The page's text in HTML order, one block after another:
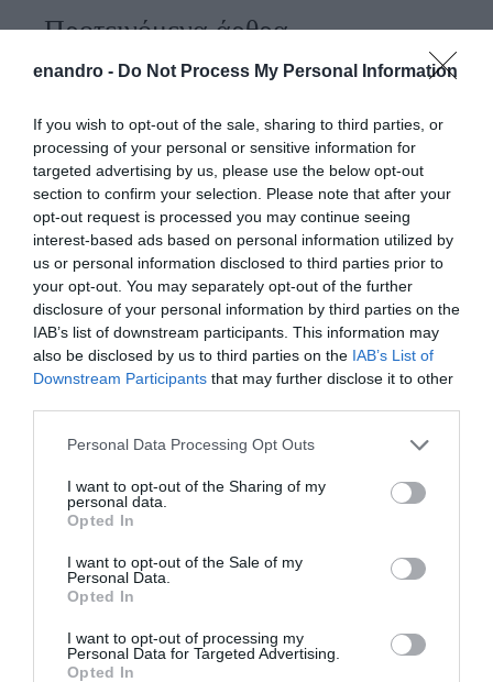
enandro - Do Not Process My Personal Information
If you wish to opt-out of the sale, sharing to third parties, or
processing of your personal or sensitive information for
targeted advertising by us, please use the below opt-out
section to confirm your selection. Please note that after your
opt-out request is processed you may continue seeing
interest-based ads based on personal information utilized by
us or personal information disclosed to third parties prior to
your opt-out. You may separately opt-out of the further
disclosure of your personal information by third parties on the
IAB’s list of downstream participants. This information may
also be disclosed by us to third parties on the IAB’s List of
Downstream Participants that may further disclose it to other
Please note that this website/app uses one or more Google
not limited to your visit or usage behaviour. You may click to
grant or deny consent to Google and its third-party tags to
use your data for below specified purposes in below Google
consent section.
Personal Data Processing Opt Outs
I want to opt-out of the Sharing of my
personal data.
Opted In
I want to opt-out of the Sale of my
Personal Data.
Opted In
I want to opt-out of processing my
Personal Data for Targeted Advertising.
Opted In
Προτεινόμενα άρθρα
Φωτογραφίες-κειμήλια από καλοκαίρια στην Άνδρο –
Από τον 19ο αιώνα μέχρι και την δεκαετία του 1970
ΟΡΜΟΣ ΚΟΡΘΙΟΥ: Όταν η φωτογραφία γίνεται μνήμη
Η Άνδρος συνεχίζει να μπαρκάρει…
ΠΡΟΣΟΧΗ: Πολύ υψηλός κίνδυνος πυρκαγιάς στις
Κυκλάδες
ΧΩΡΟΤΑΞΙΚΟ ΓΙΑ ΤΟΝ ΤΟΥΡΙΣΜΟ: Η φέρουσα
ικανότητα στο επίκεντρο
Πρόσφατα Άρθρα
ΔΡΩΜΕΝΑ: Όταν η νέα
09/08/2026